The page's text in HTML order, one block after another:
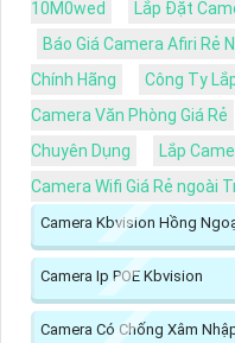
10M0wed
Lắp Đặt
Báo Giá Camera Afiri Rẻ
Chính Hãng
Công Ty
Camera Văn Phòng Giá Rẻ
Chuyên Dụng
Lắp
Camera Wifi Giá Rẻ ngoài
Camera Kbvision Hồng
Camera Ip POE Kbvision
Camera Có Chống Xâm